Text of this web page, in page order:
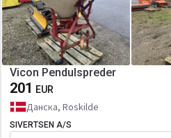
Vicon Pendulspreder
201 EUR
Данска, Roskilde
SIVERTSEN A/S